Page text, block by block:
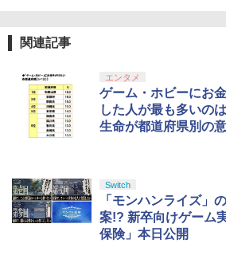
ニンテンドープリ
ンラインコード版
【純正品】
トローラー(CFI-
【国内正規品】
マスター TH8S シ
S5、PS5 Pro、
s X|S 対応の高精
4
窩座再来 完全生
￥8,698
5
第三章 蛇神 (オリ
巾着＋メーカー特
剣、十翼より来た
しイラストボード
関連記事
エンタメ
ゲーム・ホビーにお
した人が最も多いの
生命が都道府県別の
Switch
「モンハンライズ」
案!? 新卒向けゲーム
保険」本日公開